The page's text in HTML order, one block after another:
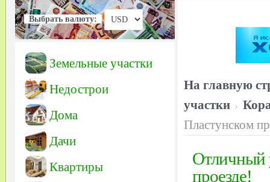
Выбрать валюту:
Земельные участки
Недострои
Дома
Дачи
Квартиры
На главную
участки
Пластунском
Отличный
проезде!